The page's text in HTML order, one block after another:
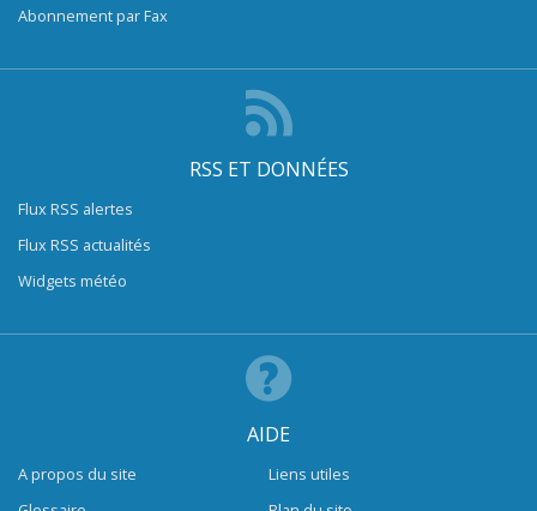
Abonnement par Fax
RSS ET DONNÉES
Flux RSS alertes
Flux RSS actualités
Widgets météo
AIDE
A propos du site
Liens utiles